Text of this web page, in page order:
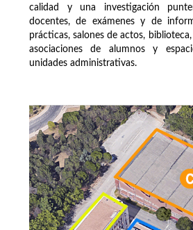
calidad y una investigación
docentes, de exámenes y de
prácticas, salones de actos,
asociaciones de alumnos y
unidades administrativas.